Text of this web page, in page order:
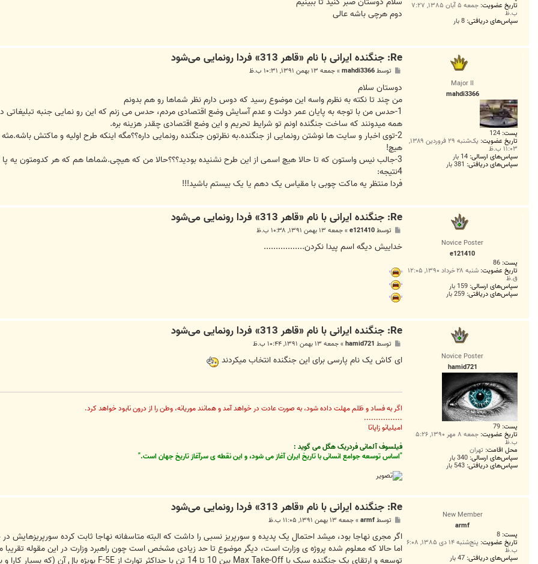
تاریخ عضویت: جمعه ۵ آبان ۱۳۸۵, ۷:۲۷
ب.ظ
سپاس‌های دریافتی: 8 بار
دوم هرچی باشه عالی
Major II
mahdi3366
پست: 124
تاریخ عضویت: یک‌شنبه ۲۹ فروردین ۱۳۸۹,
۱۱:۰۳ ب.ظ
سپاس‌های ارسالی: 14 بار
سپاس‌های دریافتی: 381 بار
Re: جنگنده ایرانی با نام «قاهر 313» فردا رونمایی می‌شود
ت
توسطmahdi3366
»جمعه ۱۳ بهمن ۱۳۹۱, ۱۰:۳۱ ب.ظ
دوستان سلام
من چند تا نکته به نظرم واسه این موضوع رسید که دوس دارم نظر شماها رو هم بدونم
1-حدس من با توجه به پایان عمر دولت و عدم آسایش وضع اقتصادی مردم، حدس می زنم که این رو نمایی جنبه تبلیغاتی
همه میدونند که ساخت جنگنده اونم تو شرایط تحریم و این وضع اقتصادی چقدر هزینه بره.
2-توی اخبار و سایت ها نوشتن رونمایی از جنگنده.به نظرتون جنگنده رونمایی داره؟؟مگه اینکه طرح اولیه و ماکتش
هیچ!
3-جالب نیس واستون که تا حالا هیچ اسمی از این طرح نشنیده بودید؟؟؟حالا من که هیچی.شماها هم که هر کدومتون یه پا خلبانید، از این طرح شنیده بودید؟؟
4نتیجه:
فردا منتظر یه ماکت چوبی با مقیاس یک دهم یا یک بیستم باشید!!!
Novice Poster
e121410
پست: 86
تاریخ عضویت: شنبه ۲۸ خرداد ۱۳۹۰, ۱۲:۰۵
ق.ظ
سپاس‌های ارسالی: 159 بار
سپاس‌های دریافتی: 259 بار
Re: جنگنده ایرانی با نام «قاهر 313» فردا رونمایی می‌شود
ت
توسطe121410
»جمعه ۱۳ بهمن ۱۳۹۱, ۱۰:۳۸ ب.ظ
خداییش دیگه اسم پیدا نکردن.................
Novice Poster
hamid721
پست: 79
تاریخ عضویت: جمعه ۸ مهر ۱۳۹۰, ۵:۲۶
ب.ظ
محل اقامت: تهران
سپاس‌های ارسالی: 340 بار
سپاس‌های دریافتی: 543 بار
Re: جنگنده ایرانی با نام «قاهر 313» فردا رونمایی می‌شود
ت
توسط hamid721
»جمعه ۱۳ بهمن ۱۳۹۱, ۱۰:۴۴ ب.ظ
ای کاش یک نام پارسی برای این جنگنده انتخاب میکردند
اگر به فساد و ظلم مهلت داده شود، به صورت عادت در خواهد آمد و همانند موريانه، وطن را از درون نابود خواهد كرد.
................
اميليانو زاپاتا
فیلسوف آلمانی فردریک هگل می گوید :
"اساس توسعه جوامع انسانی با تاریخ ایران آغاز می شود، و این نقطه ی سرآغاز تاریخ جهان است."
New Member
armf
پست: 8
تاریخ عضویت: پنج‌شنبه ۱۴ دی ۱۳۸۵, ۶:۰۸
ب.ظ
سپاس‌های دریافتی: 47 بار
Re: جنگنده ایرانی با نام «قاهر 313» فردا رونمایی می‌شود
ت
توسطarmf
»جمعه ۱۳ بهمن ۱۳۹۱, ۱۱:۰۵ ب.ظ
اگر مجری نهاجا بود، میشد احتمال یک پدیده و سورپریز نسبی را داشت که البته متاسفانه نهاجا ثابت کرده
اما حالا که معلوم شده پروژه ی وزارت است، دیگر موضوع تا حد زیادی مشخص است چون راهبرد وزارت در این مقوله